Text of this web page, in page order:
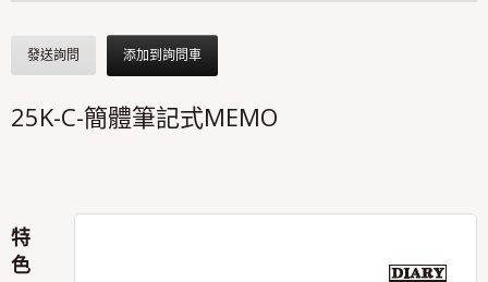
發送詢問 添加到詢問車
25K-C-簡體筆記式MEMO
特
色